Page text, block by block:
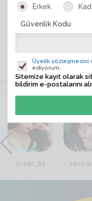
Avzer_82
Erkek
Güvenlik Kodu
Üyelik sözleşmesini
ediyorum.
Sitemize kayıt olarak
bildirim e-postalarını